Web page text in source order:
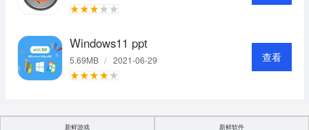
Windows11 ppt
5.69MB / 2021-06-29 查看
新鲜游戏 新鲜软件